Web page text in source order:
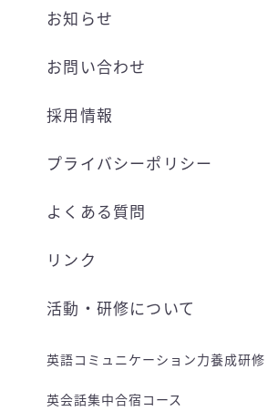
お知らせ
お問い合わせ
採用情報
プライバシーポリシー
よくある質問
リンク
活動・研修について
英語コミュニケーション力養成研修
英会話集中合宿コース